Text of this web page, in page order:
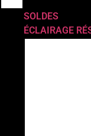
SOLDES
ÉCLAIRAGE